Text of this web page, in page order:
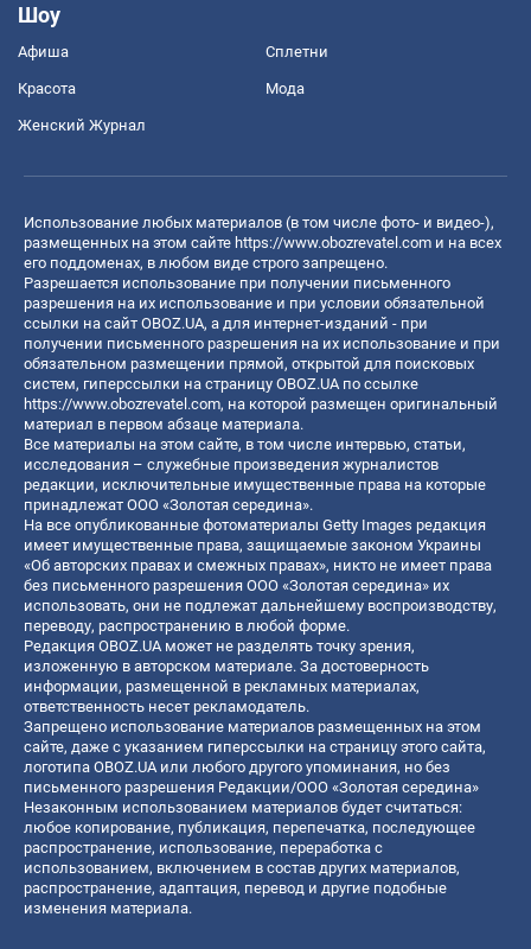
Шоу
Афиша Сплетни
Красота Мода
Женский Журнал
Использование любых материалов (в том числе фото- и видео-),
размещенных на этом сайте https://www.obozrevatel.com и на всех
его поддоменах, в любом виде строго запрещено.
Разрешается использование при получении письменного
разрешения на их использование и при условии обязательной
ссылки на сайт OBOZ.UA, а для интернет-изданий - при
получении письменного разрешения на их использование и при
обязательном размещении прямой, открытой для поисковых
систем, гиперссылки на страницу OBOZ.UA по ссылке
https://www.obozrevatel.com, на которой размещен оригинальный
материал в первом абзаце материала.
Все материалы на этом сайте, в том числе интервью, статьи,
исследования – служебные произведения журналистов
редакции, исключительные имущественные права на которые
принадлежат ООО «Золотая середина».
На все опубликованные фотоматериалы Getty Images редакция
имеет имущественные права, защищаемые законом Украины
«Об авторских правах и смежных правах», никто не имеет права
без письменного разрешения ООО «Золотая середина» их
использовать, они не подлежат дальнейшему воспроизводству,
переводу, распространению в любой форме.
Редакция OBOZ.UA может не разделять точку зрения,
изложенную в авторском материале. За достоверность
информации, размещенной в рекламных материалах,
ответственность несет рекламодатель.
Запрещено использование материалов размещенных на этом
сайте, даже с указанием гиперссылки на страницу этого сайта,
логотипа OBOZ.UA или любого другого упоминания, но без
письменного разрешения Редакции/ООО «Золотая середина»
Незаконным использованием материалов будет считаться:
любое копирование, публикация, перепечатка, последующее
распространение, использование, переработка с
использованием, включением в состав других материалов,
распространение, адаптация, перевод и другие подобные
изменения материала.